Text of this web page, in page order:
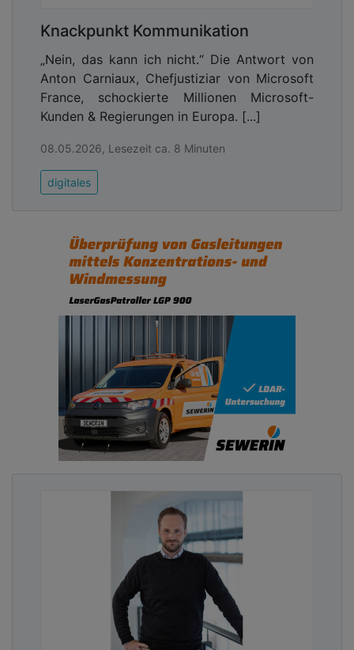
Knackpunkt Kommunikation
„Nein, das kann ich nicht.“ Die Antwort von
Anton Carniaux, Chefjustiziar von Microsoft
France, schockierte Millionen Microsoft-
Kunden & Regierungen in Europa. [...]
08.05.2026, Lesezeit ca. 8 Minuten
digitales